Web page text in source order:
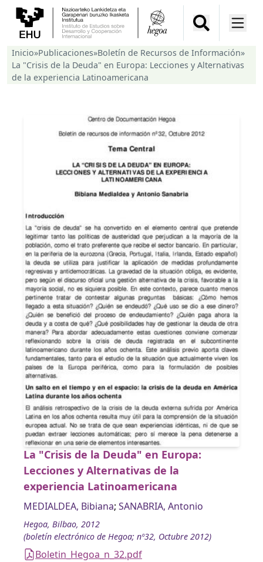
Inicio»Publicaciones»Boletín de Recursos de Información»
La "Crisis de la Deuda" en Europa: Lecciones y Alternativas
de la experiencia Latinoamericana
La "Crisis de la Deuda" en Europa:
Lecciones y Alternativas de la
experiencia Latinoamericana
MEDIALDEA, Bibiana; SANABRIA, Antonio
Hegoa, Bilbao, 2012
(boletín electrónico de Hegoa; nº32, Octubre 2012)
Boletin_Hegoa_n_32.pdf